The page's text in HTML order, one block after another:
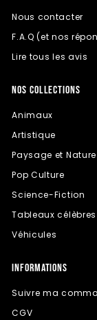
Nous contacter
F.A.Q (et nos
Lire tous les avis
NOS COLLECTIONS
Animaux
Artistique
Paysage et Nature
Pop Culture
Science-Fiction
Tableaux célèbres
Véhicules
INFORMATIONS
Suivre ma
CGV